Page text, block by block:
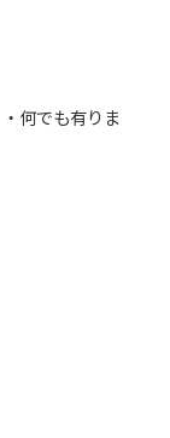
何でも有りま